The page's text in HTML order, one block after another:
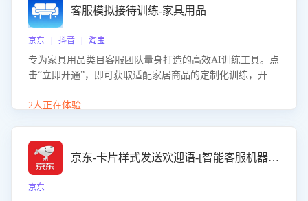
客服模拟接待训练-家具用品
京东 | 抖音 | 淘宝
专为家具用品类目客服团队量身打造的高效AI训练工具。点
击“立即开通”，即可获取适配家居商品的定制化训练，开启
能、尺寸参数咨询等高频场景下的专业应对能力。
2人正在体验...
京东-卡片样式发送欢迎语-[智能客服机器人]
京东